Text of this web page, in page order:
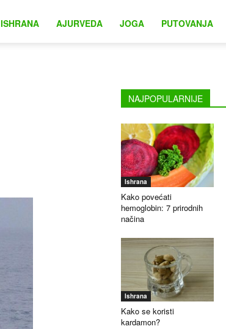
ISHRANA AJURVEDA JOGA PUTOVANJA
NAJPOPULARNIJE
Ishrana
Kako povećati
hemoglobin: 7 prirodnih
načina
Ishrana
Kako se koristi
kardamon?